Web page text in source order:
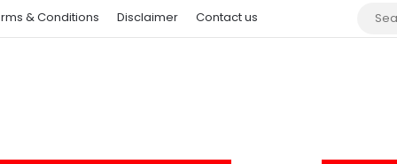
& Conditions Disclaimer Contact us